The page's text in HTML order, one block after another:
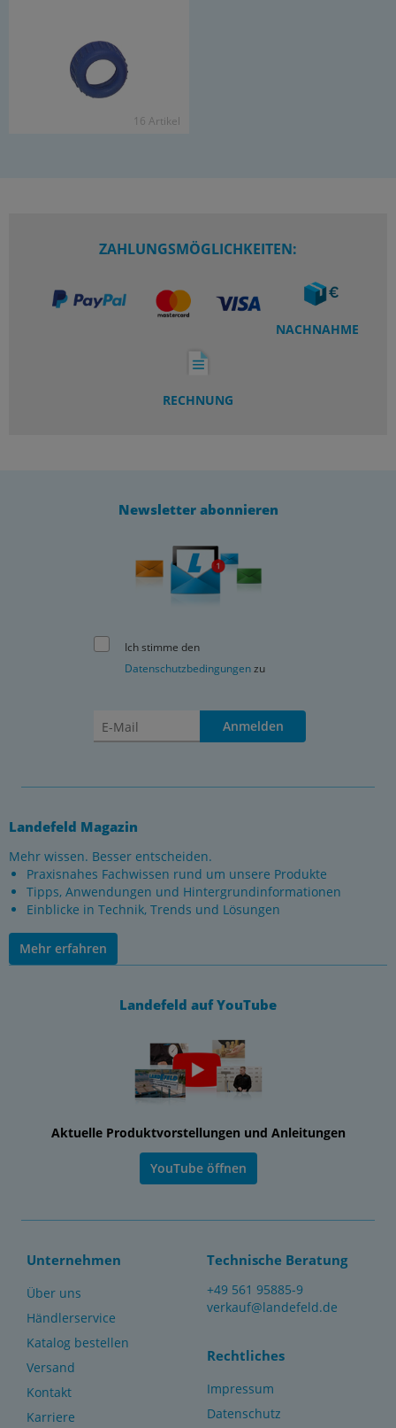
16 Ar­ti­kel
ZAHLUNGSMÖGLICHKEITEN:
NACHNAHME
RECHNUNG
Newsletter abonnieren
Ich stimme den
Datenschutzbedingungenzu
Anmelden
Landefeld Magazin
Mehr wissen. Besser entscheiden.
Praxisnahes Fachwissen rund um unsere Produkte
Tipps, Anwendungen und Hintergrundinformationen
Einblicke in Technik, Trends und Lösungen
Mehr erfahren
Landefeld auf YouTube
Aktuelle Produktvorstellungen und Anleitungen
YouTube öffnen
Unternehmen
Über uns
Händlerservice
Katalog bestellen
Versand
Kontakt
Karriere
Technische Beratung
+49 561 95885-9
verkauf@landefeld.de
Rechtliches
Impressum
Datenschutz